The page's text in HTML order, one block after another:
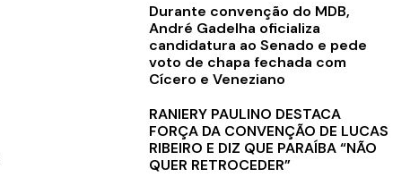
Durante convenção do MDB,
André Gadelha oficializa
candidatura ao Senado e pede
voto de chapa fechada com
Cícero e Veneziano
RANIERY PAULINO DESTACA
FORÇA DA CONVENÇÃO DE LUCAS
RIBEIRO E DIZ QUE PARAÍBA “NÃO
QUER RETROCEDER”